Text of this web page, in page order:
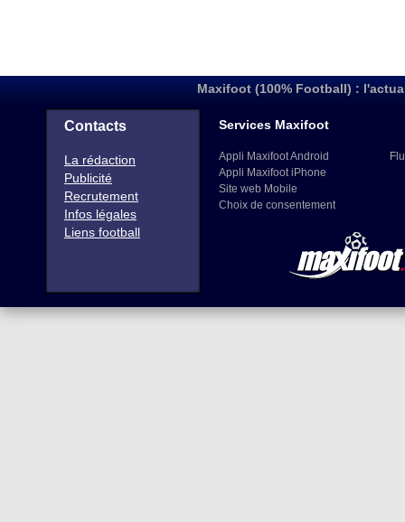
Maxifoot (100% Football) :
Contacts
La rédaction
Publicité
Recrutement
Infos légales
Liens football
Services Maxifoot
Appli Maxifoot Android
Appli Maxifoot iPhone
Site web Mobile
Choix de consentement